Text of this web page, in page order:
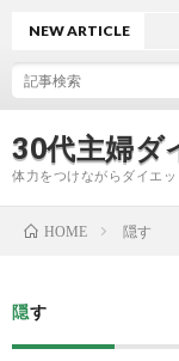
30代主婦ダ
体力をつけながらダイエ
NEW ARTICLE
HOME 隠す
隠す